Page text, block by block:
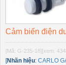
Cảm biến điện
[Mã: G-235-18][xem:
[Nhãn hiệu: CARLO